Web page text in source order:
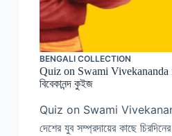
BENGALI COLLECTION
Quiz on Swami Vivekananda
বিবেকানন্দ কুইজ
Quiz on Swami
দেশের যুব সম্প্রদায়ের কাছে